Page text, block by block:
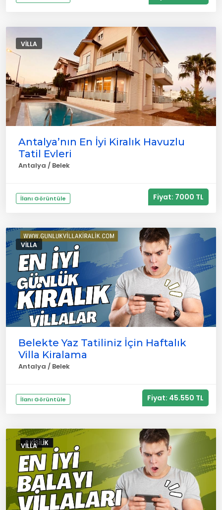
VILLA
Antalya’nın En İyi Kiralık Havuzlu
Tatil Evleri
Antalya / Belek
İlanı Görüntüle Fiyat: 7000 TL
VILLA
Belekte Yaz Tatiliniz İçin Haftalık
Villa Kiralama
Antalya / Belek
İlanı Görüntüle Fiyat: 45.550 TL
VILLA